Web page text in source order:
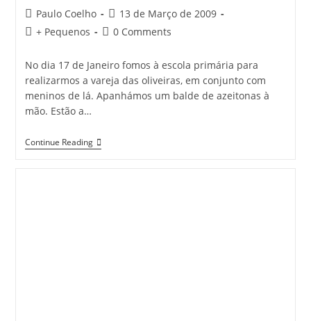
Post
author:
Paulo Coelho
Post
published:
13 de Março de 2009
Post+ Pequenos
Post0 Comments
No dia 17 de Janeiro fomos à escola primária para
realizarmos a vareja das oliveiras, em conjunto com
meninos de lá. Apanhámos um balde de azeitonas à
mão. Estão a…
Continue ReadingVareja
Das